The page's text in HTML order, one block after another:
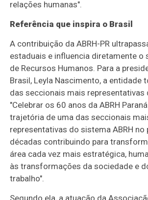
relações humanas".
Referência que inspira o Brasil
A contribuição da ABRH-PR
estaduais e influencia diretamente o
de Recursos Humanos. Para a
Brasil, Leyla Nascimento, a entidade
das seccionais mais representativas
"Celebrar os 60 anos da ABRH
trajetória de uma das seccionais
representativas do sistema ABRH no
décadas contribuindo para
área cada vez mais estratégica,
às transformações da sociedade e
trabalho".